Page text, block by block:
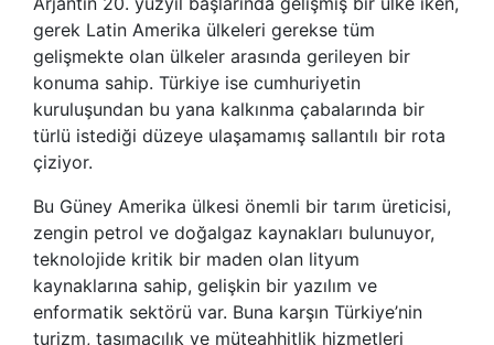
gerek Latin Amerika ülkeleri gerekse tüm
gelişmekte olan ülkeler arasında gerileyen bir
konuma sahip. Türkiye ise cumhuriyetin
kuruluşundan bu yana kalkınma çabalarında bir
türlü istediği düzeye ulaşamamış sallantılı bir rota
çiziyor.
Bu Güney Amerika ülkesi önemli bir tarım üreticisi,
zengin petrol ve doğalgaz kaynakları bulunuyor,
teknolojide kritik bir maden olan lityum
kaynaklarına sahip, gelişkin bir yazılım ve
enformatik sektörü var. Buna karşın Türkiye’nin
turizm, taşımacılık ve müteahhitlik hizmetleri